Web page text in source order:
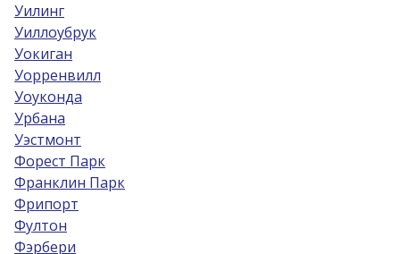
Уилинг
Уиллоубрук
Уокиган
Уорренвилл
Уоуконда
Урбана
Уэстмонт
Форест Парк
Франклин Парк
Фрипорт
Фултон
Фэрбери